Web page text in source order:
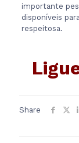
importante
disponíveis
respeitosa.
Share